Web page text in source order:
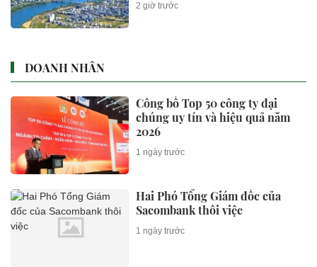
2 giờ trước
DOANH NHÂN
Công bố Top 50 công ty đại
chúng uy tín và hiệu quả năm
2026
1 ngày trước
Hai Phó Tổng Giám đốc của
Sacombank thôi việc
1 ngày trước